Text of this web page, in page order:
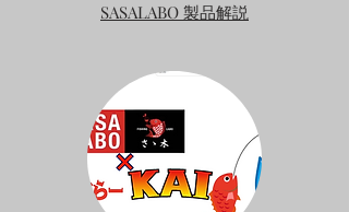
SASALABO 製品解説